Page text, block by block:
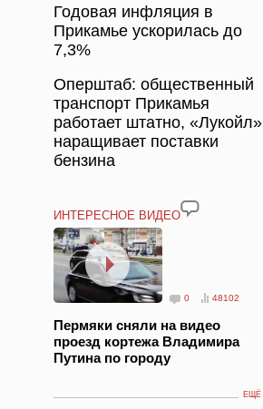
Годовая инфляция в
Прикамье ускорилась до
7,3%
Оперштаб: общественный
транспорт Прикамья
работает штатно, «Лукойл»
наращивает поставки
бензина
ИНТЕРЕСНОЕ ВИДЕО
0 48102
Пермяки сняли на видео
проезд кортежа Владимира
Путина по городу
ЕЩЁ